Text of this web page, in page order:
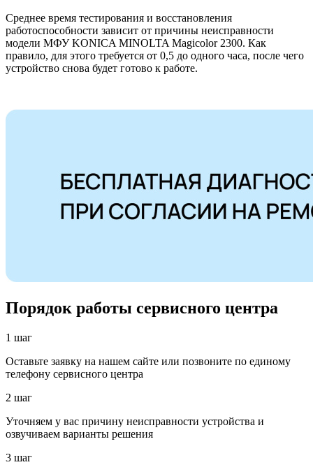
Среднее время тестирования и восстановления
работоспособности зависит от причины неисправности
модели МФУ KONICA MINOLTA Magicolor 2300. Как
правило, для этого требуется от 0,5 до одного часа, после чего
устройство снова будет готово к работе.
Порядок работы сервисного центра
1 шаг
Оставьте заявку на нашем сайте или позвоните по единому
телефону сервисного центра
2 шаг
Уточняем у вас причину неисправности устройства и
озвучиваем варианты решения
3 шаг